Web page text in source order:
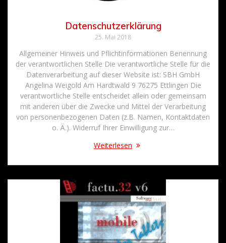
Datenschutzerklärung
25. Mai 2018
Allgemeiner Hinweis und Pflichtinformationen Benennung
der verantwortlichen Stelle Die verantwortliche Stelle für die
Datenverarbeitung auf dieser Website ist: SBH GmbH
Angelina Weigold Am Hardtwald 9 76275 Ettlingen Die
verantwortliche Stelle entscheidet allein oder gemeinsam
mit anderen über die Zwecke und Mittel der Verarbeitung
von personenbezogenen Daten (z.B. Namen, Kontaktdaten
o. Ä.). Widerruf Ihrer Einwilligung zur…
Weiterlesen